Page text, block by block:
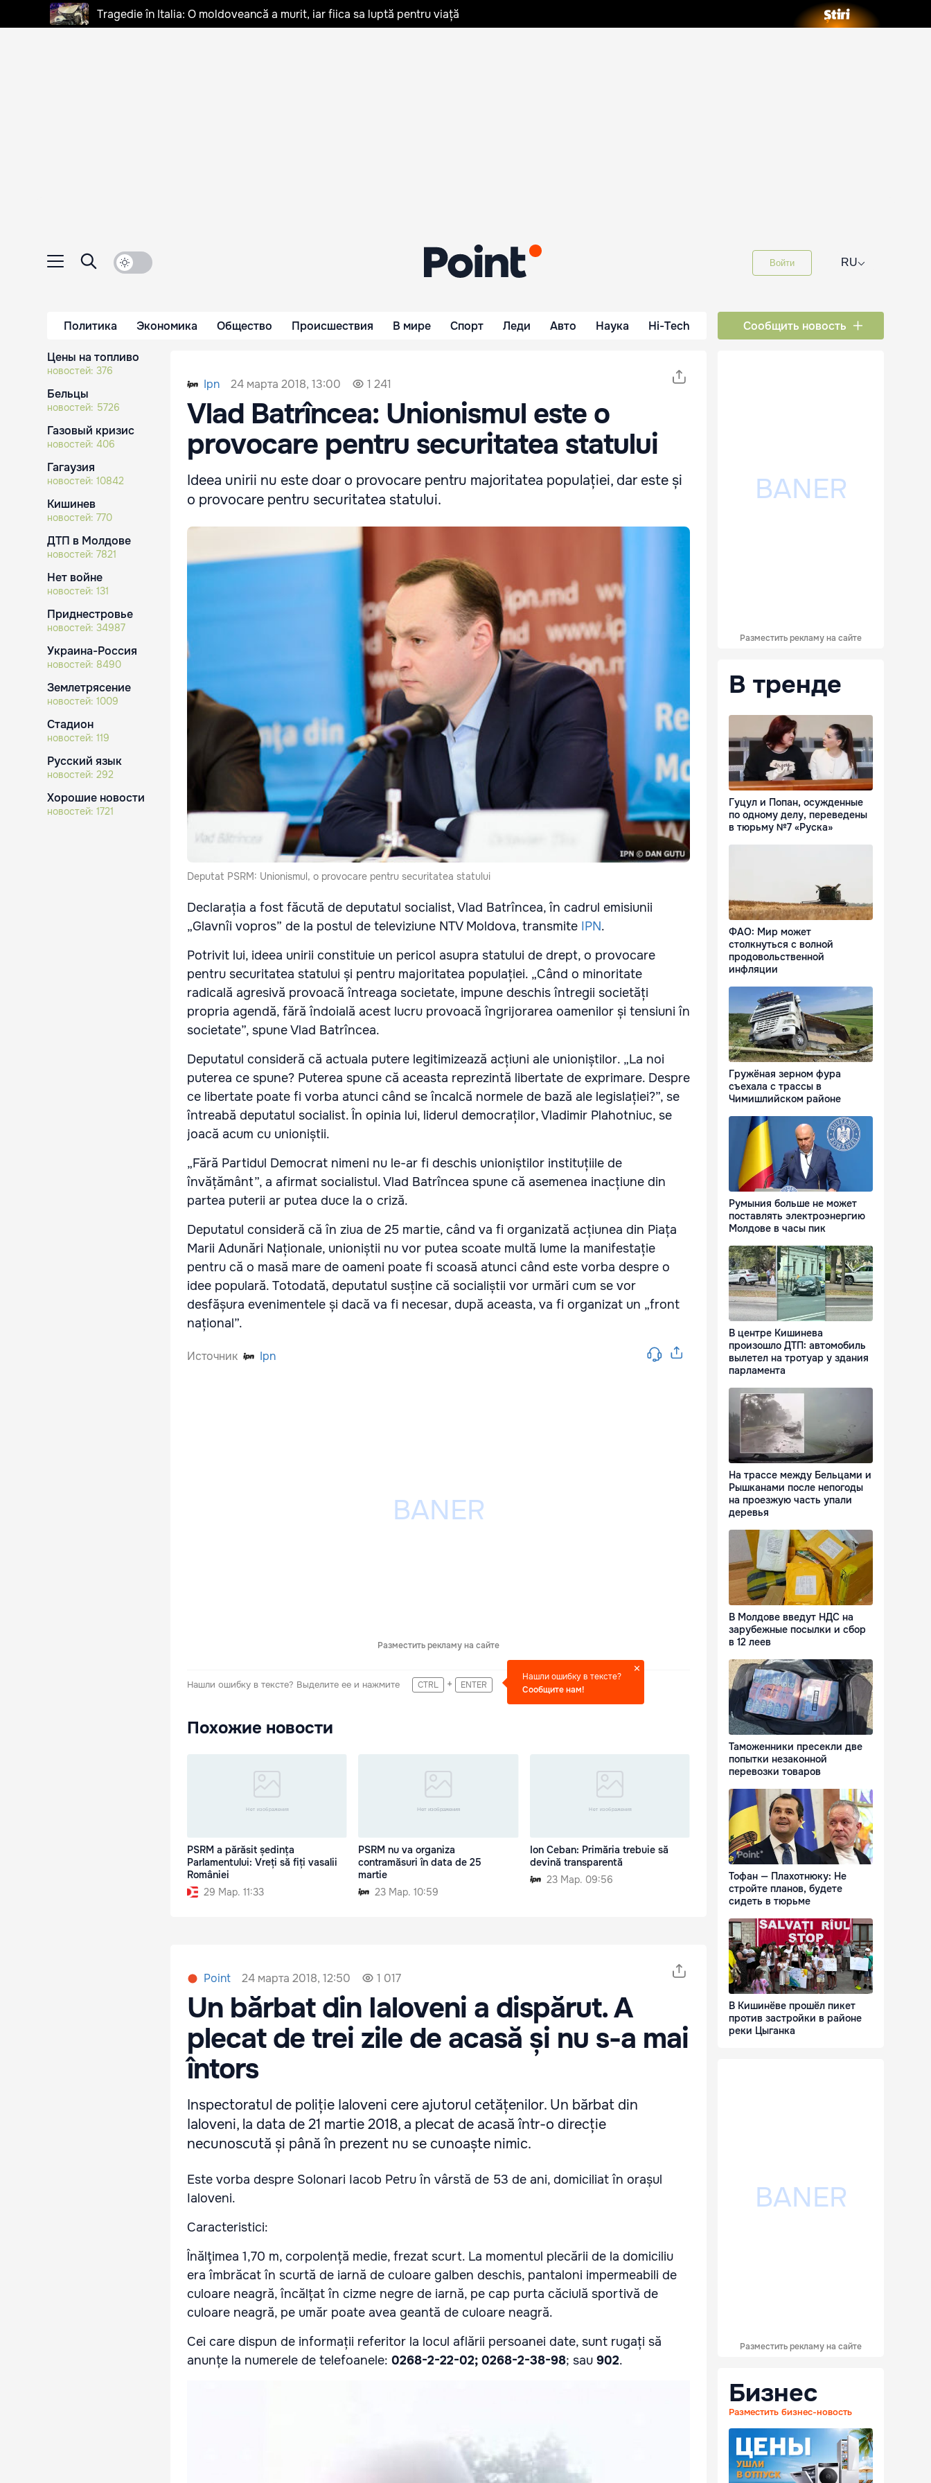
Tragedie în Italia: O moldoveancă a murit, iar fiica sa luptă pentru viață
Войти RU⌵
Политика Экономика Общество Происшествия В мире Спорт Леди Авто Наука Hi-Tech Сообщить новость
Цены на топливо
новостей: 376
Бельцы
новостей: 5726
Газовый кризис
новостей: 406
Гагаузия
новостей: 10842
Кишинев
новостей: 770
ДТП в Молдове
новостей: 7821
Нет войне
новостей: 131
Приднестровье
новостей: 34987
Украина-Россия
новостей: 8490
Землетрясение
новостей: 1009
Стадион
новостей: 119
Русский язык
новостей: 292
Хорошие новости
новостей: 1721
Ipn 24 марта 2018, 13:00 1 241
Vlad Batrîncea: Unionismul este o
provocare pentru securitatea statului
Ideea unirii nu este doar o provocare pentru majoritatea populației, dar este și
o provocare pentru securitatea statului.
Deputat PSRM: Unionismul, o provocare pentru securitatea statului
Declarația a fost făcută de deputatul socialist, Vlad Batrîncea, în cadrul emisiunii
„Glavnîi vopros” de la postul de televiziune NTV Moldova, transmite IPN.
Potrivit lui, ideea unirii constituie un pericol asupra statului de drept, o provocare
pentru securitatea statului și pentru majoritatea populației. „Când o minoritate
radicală agresivă provoacă întreaga societate, impune deschis întregii societăți
propria agendă, fără îndoială acest lucru provoacă îngrijorarea oamenilor și tensiuni în
societate”, spune Vlad Batrîncea.
Deputatul consideră că actuala putere legitimizează acțiuni ale unioniștilor. „La noi
puterea ce spune? Puterea spune că aceasta reprezintă libertate de exprimare. Despre
ce libertate poate fi vorba atunci când se încalcă normele de bază ale legislației?”, se
întreabă deputatul socialist. În opinia lui, liderul democraților, Vladimir Plahotniuc, se
joacă acum cu unioniștii.
„Fără Partidul Democrat nimeni nu le-ar fi deschis unioniștilor instituțiile de
învățământ”, a afirmat socialistul. Vlad Batrîncea spune că asemenea inacțiune din
partea puterii ar putea duce la o criză.
Deputatul consideră că în ziua de 25 martie, când va fi organizată acțiunea din Piața
Marii Adunări Naționale, unioniștii nu vor putea scoate multă lume la manifestație
pentru că o masă mare de oameni poate fi scoasă atunci când este vorba despre o
idee populară. Totodată, deputatul susține că socialiștii vor urmări cum se vor
desfășura evenimentele și dacă va fi necesar, după aceasta, va fi organizat un „front
național”.
Источник Ipn
Разместить рекламу на сайте
Нашли ошибку в тексте? Выделите ее и нажмите CTRL + ENTER
Нашли ошибку в тексте?
Сообщите нам!
Похожие новости
PSRM a părăsit ședința
Parlamentului: Vreți să fiți vasalii
României
29 Мар. 11:33
PSRM nu va organiza
contramăsuri în data de 25
martie
23 Мар. 10:59
Ion Ceban: Primăria trebuie să
devină transparentă
23 Мар. 09:56
Point 24 марта 2018, 12:50 1 017
Un bărbat din Ialoveni a dispărut. A
plecat de trei zile de acasă și nu s-a mai
întors
Inspectoratul de poliție Ialoveni cere ajutorul cetățenilor. Un bărbat din
Ialoveni, la data de 21 martie 2018, a plecat de acasă într-o direcție
necunoscută și până în prezent nu se cunoaște nimic.
Este vorba despre Solonari Iacob Petru în vârstă de 53 de ani, domiciliat în orașul
Ialoveni.
Caracteristici:
Înălţimea 1,70 m, corpolență medie, frezat scurt. La momentul plecării de la domiciliu
era îmbrăcat în scurtă de iarnă de culoare galben deschis, pantaloni impermeabili de
culoare neagră, încălțat în cizme negre de iarnă, pe cap purta căciulă sportivă de
culoare neagră, pe umăr poate avea geantă de culoare neagră.
Cei care dispun de informații referitor la locul aflării persoanei date, sunt rugați să
anunțe la numerele de telefoanele: 0268-2-22-02; 0268-2-38-98; sau 902.
Разместить рекламу на сайте
В тренде
Гуцул и Попан, осужденные
по одному делу, переведены
в тюрьму №7 «Руска»
ФАО: Мир может
столкнуться с волной
продовольственной
инфляции
Гружёная зерном фура
съехала с трассы в
Чимишлийском районе
Румыния больше не может
поставлять электроэнергию
Молдове в часы пик
В центре Кишинева
произошло ДТП: автомобиль
вылетел на тротуар у здания
парламента
На трассе между Бельцами и
Рышканами после непогоды
на проезжую часть упали
деревья
В Молдове введут НДС на
зарубежные посылки и сбор
в 12 леев
Таможенники пресекли две
попытки незаконной
перевозки товаров
Тофан — Плахотнюку: Не
стройте планов, будете
сидеть в тюрьме
В Кишинёве прошёл пикет
против застройки в районе
реки Цыганка
Разместить рекламу на сайте
Бизнес
Разместить бизнес-новость